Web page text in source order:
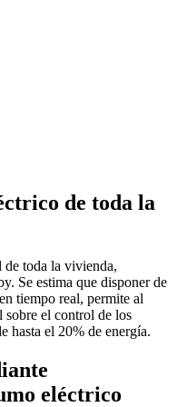
de toda la
de toda la vivienda,
Se estima que disponer de
tiempo real, permite al
sobre el control de los
hasta el 20% de energía.
eléctrico